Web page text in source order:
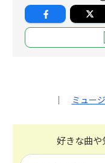
｜ ミュー
好きな曲や